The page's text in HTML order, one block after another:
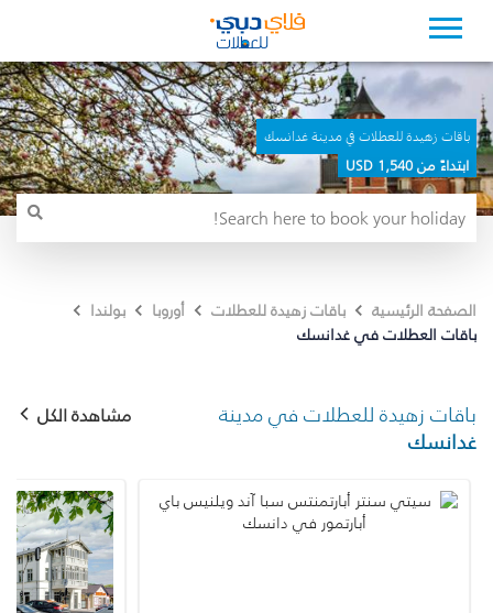
باقات زهيدة للعطلات في مدينة غدانسك
ابتداءً من 1,540 USD
الصفحة الرئيسية باقات زهيدة للعطلات أوروبا
بولندا
باقات العطلات في غدانسك
باقات زهيدة للعطلات في مدينة
غدانسك
مشاهدة الكل